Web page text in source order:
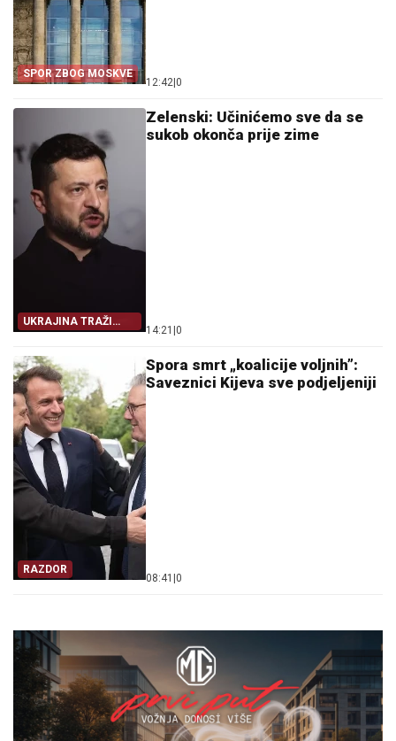
SPOR ZBOG MOSKVE
12:42 0
UKRAJINA TRAŽI
IZLAZ
Zelenski: Učinićemo sve da se
sukob okonča prije zime
14:21 0
RAZDOR
Spora smrt „koalicije voljnih”:
Saveznici Kijeva sve podjeljeniji
08:41 0